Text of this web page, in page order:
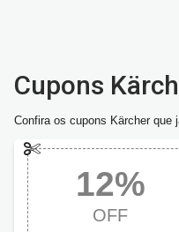
Cupons
Confira os cupons Kärcher que
12%
OFF